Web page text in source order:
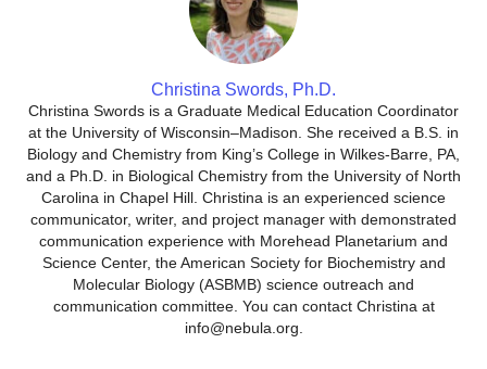
Christina Swords, Ph.D.
Christina Swords is a Graduate Medical Education Coordinator
at the University of Wisconsin–Madison. She received a B.S. in
Biology and Chemistry from King’s College in Wilkes-Barre, PA,
and a Ph.D. in Biological Chemistry from the University of North
Carolina in Chapel Hill. Christina is an experienced science
communicator, writer, and project manager with demonstrated
communication experience with Morehead Planetarium and
Science Center, the American Society for Biochemistry and
Molecular Biology (ASBMB) science outreach and
communication committee. You can contact Christina at
info@nebula.org.